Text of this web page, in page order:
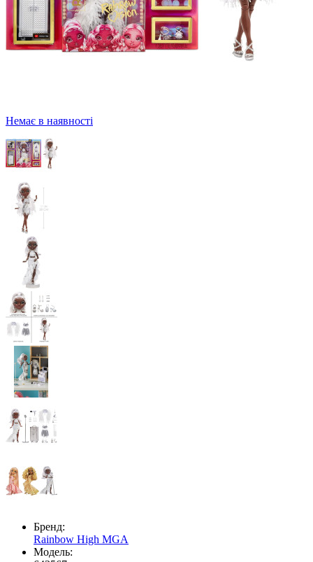
Немає в наявності
Бренд:
Rainbow High MGA
Модель: